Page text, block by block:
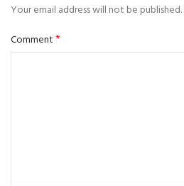
Your email address will not be published.
Comment*